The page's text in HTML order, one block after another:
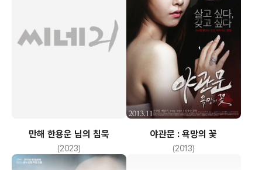
만해 한용운 님의 침묵
(2023)
야관문 : 욕망의 꽃
(2013)